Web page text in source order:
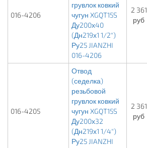
016-4206
грувлок ковкий
чугун XGQT15S
Ду200х40
(Дн219х1 1/2")
Ру25 JIANZHI
016-4206
2 361
руб
016-4205
Отвод
(седелка)
резьбовой
грувлок ковкий
чугун XGQT15S
Ду200х32
(Дн219х1 1/4")
Ру25 JIANZHI
2 361
руб